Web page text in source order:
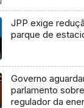
JPP exige
parque de
Governo
parlamento
regulador da